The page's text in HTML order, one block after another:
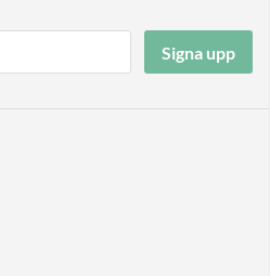
Signa upp